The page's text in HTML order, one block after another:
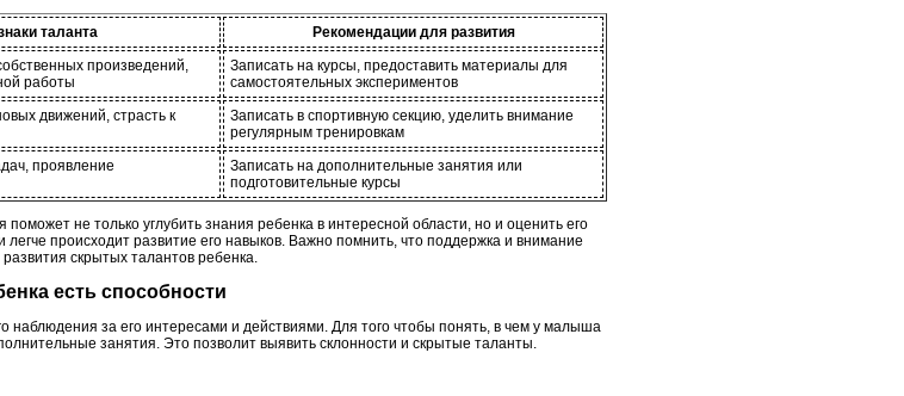
таланта
Рекомендации для развития
произведений,
работы
Записать на курсы, предоставить материалы для
самостоятельных экспериментов
движений, страсть к
Записать в спортивную секцию, уделить внимание
регулярным тренировкам
проявление
Записать на дополнительные занятия или
подготовительные курсы
не только углубить знания ребенка в интересной области, но и оценить его
происходит развитие его навыков. Важно помнить, что поддержка и внимание
скрытых талантов ребенка.
есть способности
наблюдения за его интересами и действиями. Для того чтобы понять, в чем у малыша
занятия. Это позволит выявить склонности и скрытые таланты.